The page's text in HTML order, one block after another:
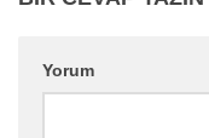
Yorum